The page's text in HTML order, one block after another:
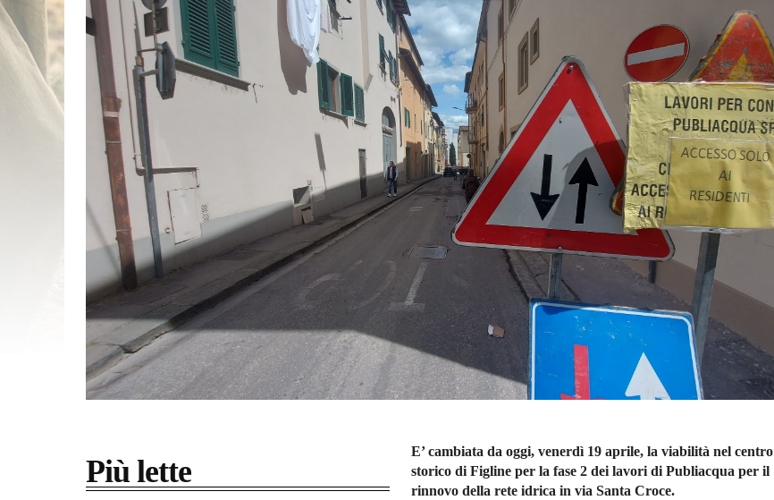
Più lette
E’ cambiata da oggi, venerdì 19 aprile, la viabilità nel centro
storico di Figline per la fase 2 dei lavori di Publiacqua per il
rinnovo della rete idrica in via Santa Croce.